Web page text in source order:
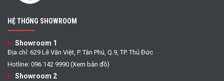
HỆ THỐNG SHOWROOM
Showroom 1
Địa chỉ: 629 Lê Văn Việt, P. Tân Phú, Q.9, TP. Thủ Đức
Hotline: 096 142 9990 (Xem bản đồ)
Showroom 2